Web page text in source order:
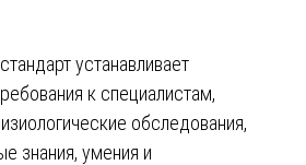
устанавливает
к специалистам,
обследования,
знания, умения и